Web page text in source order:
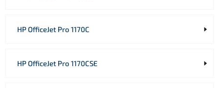
HP OfficeJet Pro 1170C
HP OfficeJet Pro 1170CSE